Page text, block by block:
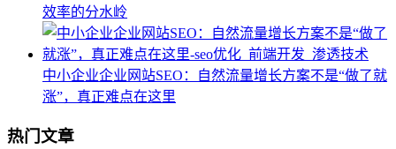
效率的分水岭
中小企业企业网站SEO：自然流量增长方案不是“做了就
涨”，真正难点在这里
热门文章